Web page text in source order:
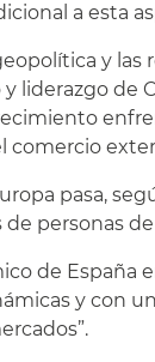
a esta
y
liderazgo de
comercio
pasa,
personas
de España
y con